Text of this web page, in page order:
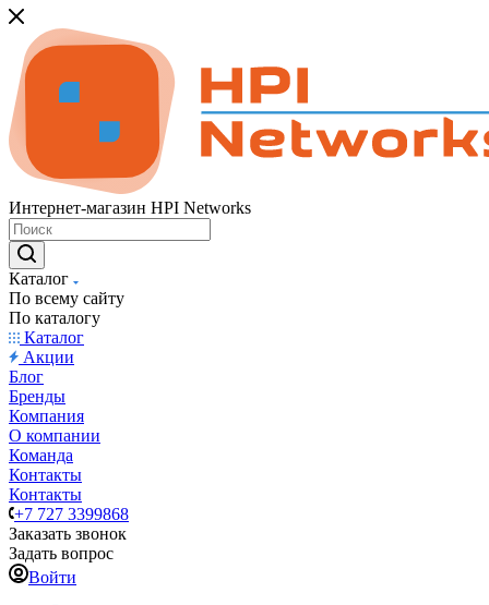
Интернет-магазин HPI Networks
Каталог
По всему сайту
По каталогу
Каталог
Акции
Блог
Бренды
Компания
О компании
Команда
Контакты
Контакты
+7 727 3399868
Заказать звонок
Задать вопрос
Войти